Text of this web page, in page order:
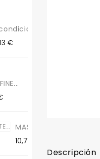
€
MASCARILLA...
Precio
10,71 €
Descripción